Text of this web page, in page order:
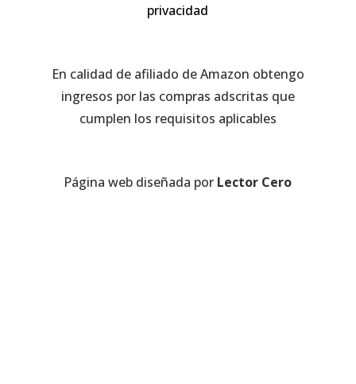
privacidad
En calidad de afiliado de Amazon obtengo
ingresos por las compras adscritas que
cumplen los requisitos aplicables
Página web diseñada por Lector Cero